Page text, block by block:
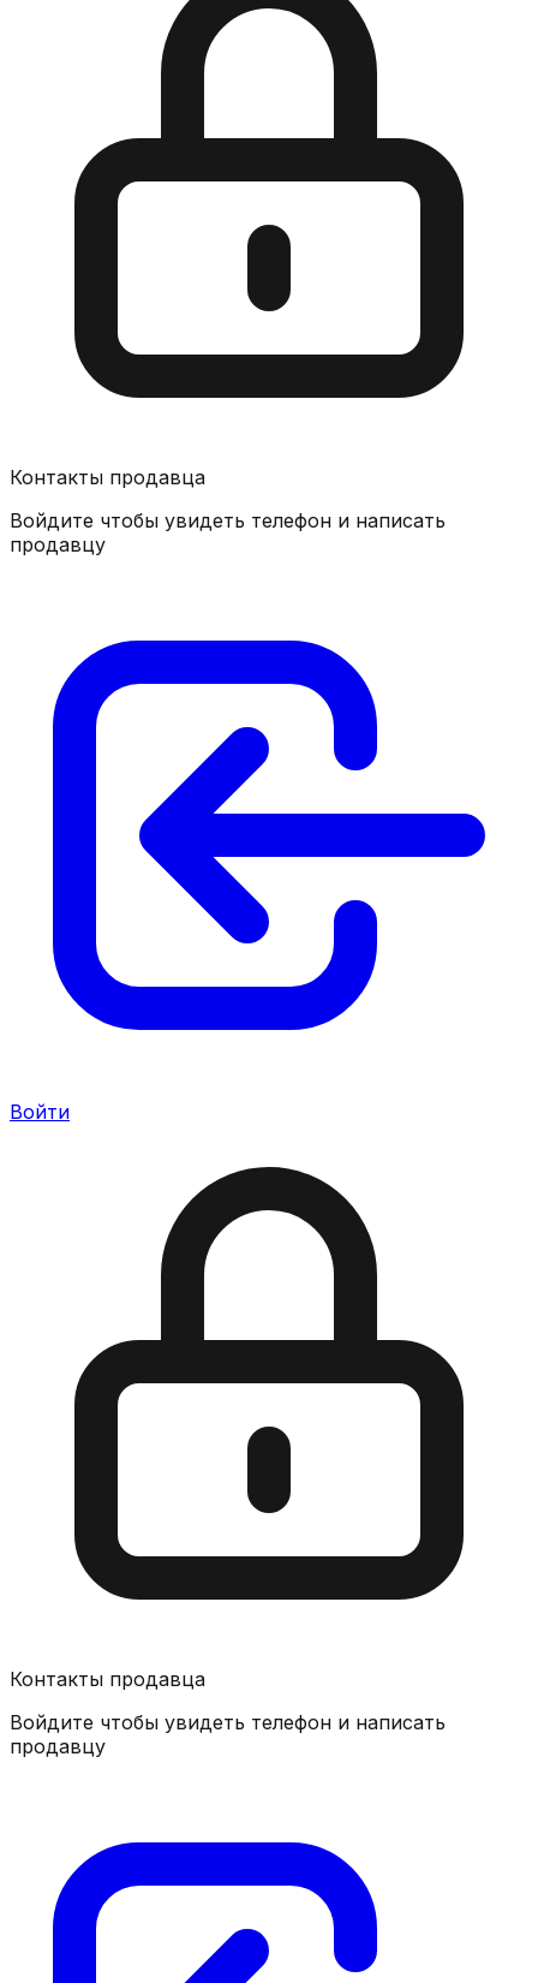
Контакты продавца
Войдите чтобы увидеть телефон и написать
продавцу
Войти
Контакты продавца
Войдите чтобы увидеть телефон и написать
продавцу